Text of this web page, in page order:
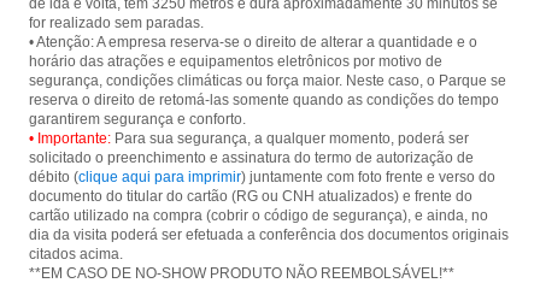
for realizado sem paradas.
• Atenção: A empresa reserva-se o direito de alterar a quantidade e o
horário das atrações e equipamentos eletrônicos por motivo de
segurança, condições climáticas ou força maior. Neste caso, o Parque se
reserva o direito de retomá-las somente quando as condições do tempo
• Importante: Para sua segurança, a qualquer momento, poderá ser
solicitado o preenchimento e assinatura do termo de autorização de
débito (clique aqui para imprimir) juntamente com foto frente e verso do
documento do titular do cartão (RG ou CNH atualizados) e frente do
cartão utilizado na compra (cobrir o código de segurança), e ainda, no
dia da visita poderá ser efetuada a conferência dos documentos originais
citados acima.
**EM CASO DE NO-SHOW PRODUTO NÃO REEMBOLSÁVEL!**